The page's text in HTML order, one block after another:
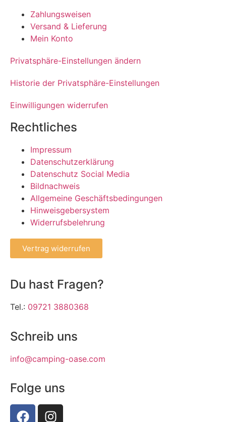
Zahlungsweisen
Versand & Lieferung
Mein Konto
Privatsphäre-Einstellungen ändern
Historie der Privatsphäre-Einstellungen
Einwilligungen widerrufen
Rechtliches
Impressum
Datenschutzerklärung
Datenschutz Social Media
Bildnachweis
Allgemeine Geschäftsbedingungen
Hinweisgebersystem
Widerrufsbelehrung
Vertrag widerrufen
Du hast Fragen?
Tel.: 09721 3880368
Schreib uns
info@camping-oase.com
Folge uns